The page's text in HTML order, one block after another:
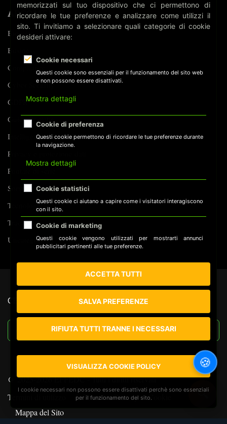
E
RICONOSCIMENTO
FACCIALE
—
IN
PUNTATE
ARGOMENTI
Biometria
Business
Compliance
Cyber Security
GDPR
Guide Pratiche
Intelligenza Artificiale
Privacy e protezione dati
Puntate di serie
Sorveglianza
Tecnologia
Tracking
Uncategorized
CERCA NEL SITO
@ 2025-2026 EFFEDC - Tutti i diritti riservati
Termini di utilizzo
Informativa Privacy
Cookie
Mappa del Sito
🔍
memorizzati sul tuo dispositivo che ci permettono di
ricordare le tue preferenze e analizzare come utilizzi il
sito. Ti invitiamo a selezionare quali categorie di cookie
desideri attivare:
Cookie necessari
Questi cookie sono essenziali per il funzionamento del sito web
e non possono essere disattivati.
Mostra dettagli
Cookie di preferenza
Questi cookie permettono di ricordare le tue preferenze durante
la navigazione.
Mostra dettagli
Cookie statistici
Questi cookie ci aiutano a capire come i visitatori interagiscono
con il sito.
Cookie di marketing
Questi cookie vengono utilizzati per mostrarti annunci
pubblicitari pertinenti alle tue preferenze.
ACCETTA TUTTI
SALVA PREFERENZE
RIFIUTA TUTTI TRANNE I NECESSARI
VISUALIZZA COOKIE POLICY
I cookie necessari non possono essere disattivati perchè sono essenziali
per il funzionamento del sito.
🍪